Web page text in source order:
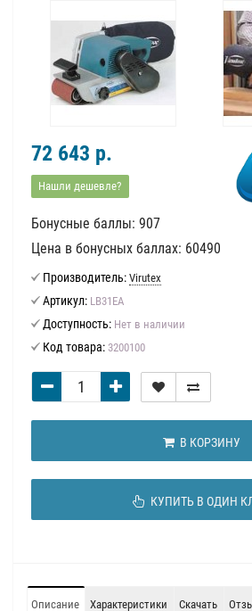
72 643 р.
Нашли дешевле?
Бонусные баллы: 907
Цена в бонусных баллах: 60490
Производитель: Virutex
Артикул: LB31EA
Доступность: Нет в наличии
Код товара: 3200100
В КОРЗИНУ
КУПИТЬ В ОДИН
Описание Характеристики Скачать